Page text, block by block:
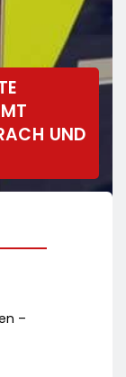
UND
–